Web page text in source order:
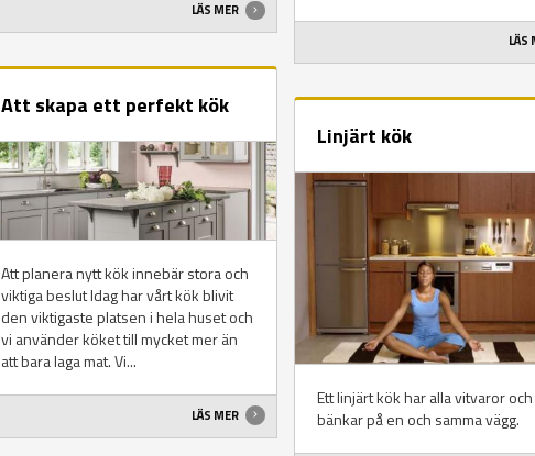
LÄS MER
Att skapa ett perfekt kök
Att planera nytt kök innebär stora och
viktiga beslut Idag har vårt kök blivit
den viktigaste platsen i hela huset och
vi använder köket till mycket mer än
att bara laga mat. Vi...
LÄS MER
LÄS
Linjärt kök
Ett linjärt kök har alla vitvaror och
bänkar på en och samma vägg.